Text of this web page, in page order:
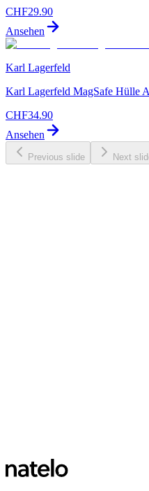
CHF29.90
Ansehen
Karl Lagerfeld
Karl Lagerfeld MagSafe Hülle
CHF34.90
Ansehen
Previous slide Next